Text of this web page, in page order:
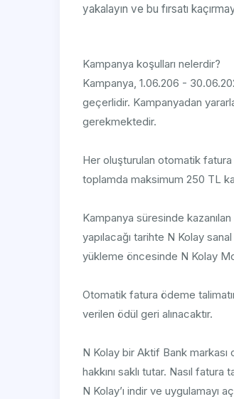
yakalayın ve bu fırsatı
Kampanya koşulları nelerdir?
Kampanya, 1.06.206 -
geçerlidir. Kampanyadan
gerekmektedir.
Her oluşturulan otomatik fatura
toplamda maksimum 250 TL
Kampanya süresinde
yapılacağı tarihte N Kolay
yükleme öncesinde N Kolay
Otomatik fatura ödeme
verilen ödül geri alınacaktır.
N Kolay bir Aktif Bank
hakkını saklı tutar. Nasıl fatura
N Kolay’ı indir ve uygulamayı